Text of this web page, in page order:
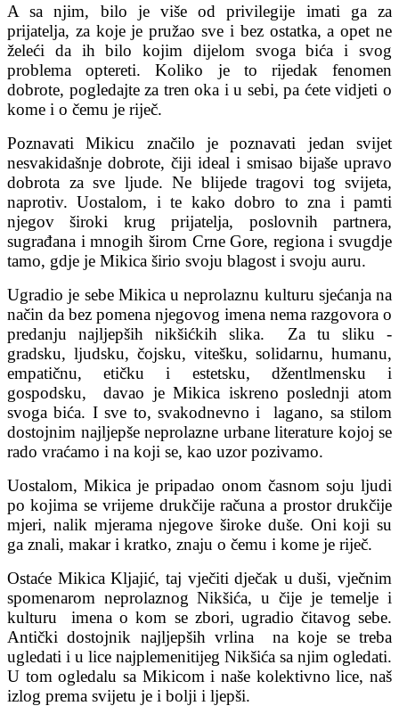
A sa njim, bilo je više od privilegije imati ga za
prijatelja, za koje je pružao sve i bez ostatka, a opet ne
želeći da ih bilo kojim dijelom svoga bića i svog
problema optereti. Koliko je to rijedak fenomen
dobrote, pogledajte za tren oka i u sebi, pa ćete vidjeti o
kome i o čemu je riječ.
Poznavati Mikicu značilo je poznavati jedan svijet
nesvakidašnje dobrote, čiji ideal i smisao bijaše upravo
dobrota za sve ljude. Ne blijede tragovi tog svijeta,
naprotiv. Uostalom, i te kako dobro to zna i pamti
njegov široki krug prijatelja, poslovnih partnera,
sugrađana i mnogih širom Crne Gore, regiona i svugdje
tamo, gdje je Mikica širio svoju blagost i svoju auru.
Ugradio je sebe Mikica u neprolaznu kulturu sjećanja na
način da bez pomena njegovog imena nema razgovora o
predanju najljepših nikšićkih slika. Za tu sliku -
gradsku, ljudsku, čojsku, vitešku, solidarnu, humanu,
empatičnu, etičku i estetsku, džentlmensku i
gospodsku, davao je Mikica iskreno poslednji atom
svoga bića. I sve to, svakodnevno i lagano, sa stilom
dostojnim najljepše neprolazne urbane literature kojoj se
rado vraćamo i na koji se, kao uzor pozivamo.
Uostalom, Mikica je pripadao onom časnom soju ljudi
po kojima se vrijeme drukčije računa a prostor drukčije
mjeri, nalik mjerama njegove široke duše. Oni koji su
ga znali, makar i kratko, znaju o čemu i kome je riječ.
Ostaće Mikica Kljajić, taj vječiti dječak u duši, vječnim
spomenarom neprolaznog Nikšića, u čije je temelje i
kulturu imena o kom se zbori, ugradio čitavog sebe.
Antički dostojnik najljepših vrlina na koje se treba
ugledati i u lice najplemenitijeg Nikšića sa njim ogledati.
U tom ogledalu sa Mikicom i naše kolektivno lice, naš
izlog prema svijetu je i bolji i ljepši.